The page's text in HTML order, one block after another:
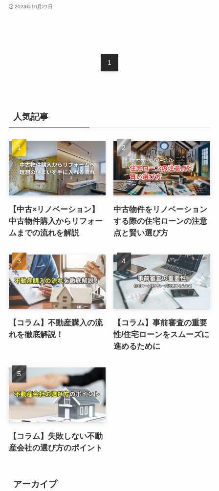
2023年10月21日
1
人気記事
【中古×リノベーション】
中古物件購入からリフォー
ムまでの流れを解説
中古物件をリノベーション
する際の住宅ローンの注意
点と賢い選び方
【コラム】不動産購入の流
れを徹底解説！
【コラム】事前審査の重要
性/住宅ローンをスムーズに
進めるために
【コラム】失敗しない不動
産会社の選び方のポイント
アーカイブ